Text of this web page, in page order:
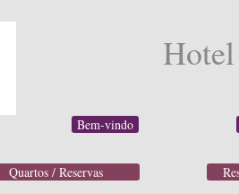
Quartos / Reservas
Bem-vindo